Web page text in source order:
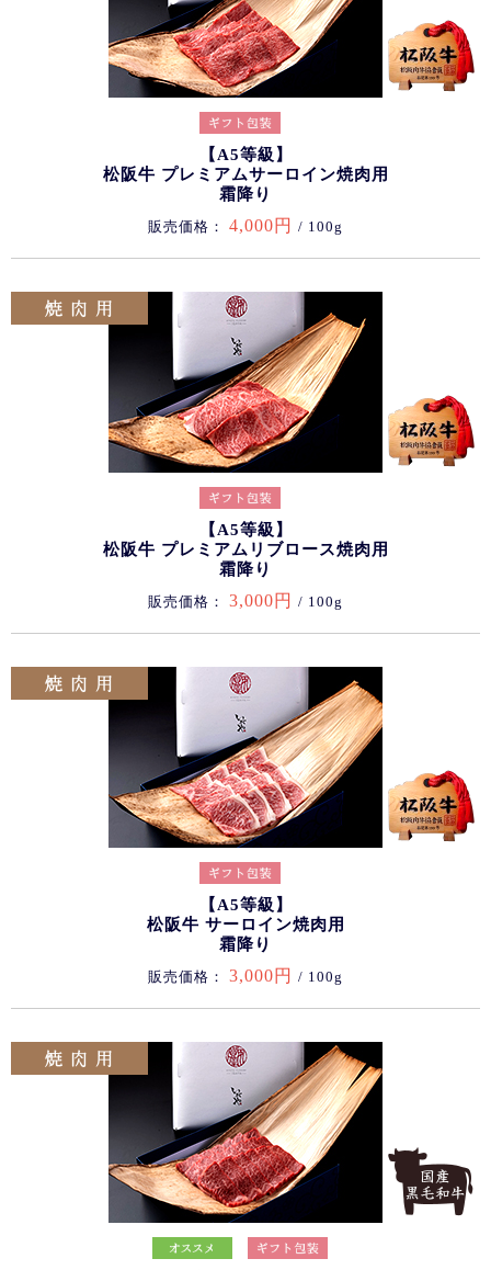
【A5等級】
松阪牛 プレミアムサーロイン焼肉用
霜降り
販売価格： 4,000円 / 100g
【A5等級】
松阪牛 プレミアムリブロース焼肉用
霜降り
販売価格： 3,000円 / 100g
【A5等級】
松阪牛 サーロイン焼肉用
霜降り
販売価格： 3,000円 / 100g